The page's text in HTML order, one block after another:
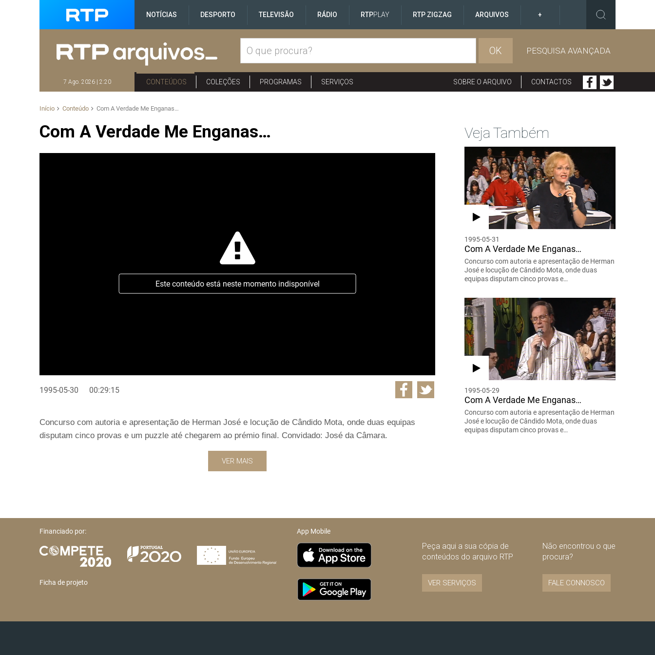
NOTÍCIAS DESPORTO TELEVISÃO RÁDIO RTPPLAY RTP ZIGZAG ARQUIVOS +
OK PESQUISA AVANÇADA
7 Ago. 2026 | 2:20 CONTEÚDOS COLEÇÕES PROGRAMAS SERVIÇOS SOBRE O ARQUIVO CONTACTOS
Início Conteúdo Com A Verdade Me Enganas…
Com A Verdade Me Enganas…
Este conteúdo está neste momento indisponível
1995-05-30 00:29:15
Concurso com autoria e apresentação de Herman José e locução de Cândido Mota, onde duas equipas
disputam cinco provas e um puzzle até chegarem ao prémio final. Convidado: José da Câmara.
VER MAIS
Veja Também
1995-05-31
Com A Verdade Me Enganas…
Concurso com autoria e apresentação de Herman
José e locução de Cândido Mota, onde duas
equipas disputam cinco provas e…
1995-05-29
Com A Verdade Me Enganas…
Concurso com autoria e apresentação de Herman
José e locução de Cândido Mota, onde duas
equipas disputam cinco provas e…
Financiado por:
Ficha de projeto
App Mobile
Peça aqui a sua cópia de
conteúdos do arquivo RTP
VER SERVIÇOS
Não encontrou o que
procura?
FALE CONNOSCO